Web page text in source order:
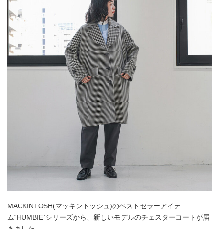
MACKINTOSH(マッキントッシュ)のベストセラーアイテ
ム“HUMBIE”シリーズから、新しいモデルのチェスターコートが届